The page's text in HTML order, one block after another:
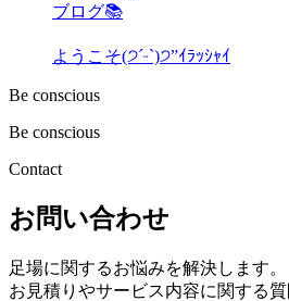
ブログ📚
ようこそ(੭ˊᵕˋ)੭”ｲﾗｯｼｬｲ
Be conscious
Be conscious
Contact
お問い合わせ
足場に関するお悩みを解決します。
お見積りやサービス内容に関する